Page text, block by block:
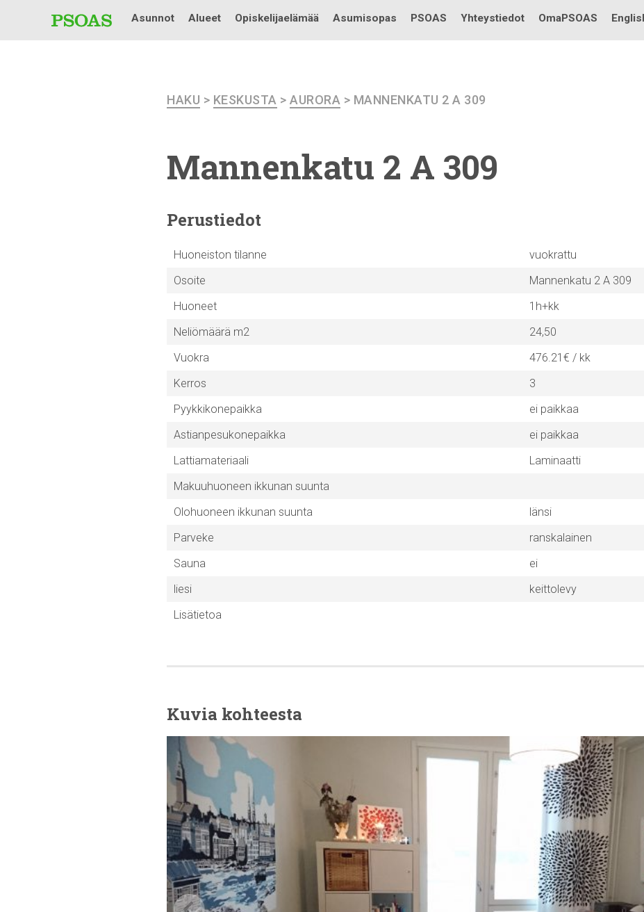
Testi
Asunnot Alueet Opiskelijaelämää Asumisopas PSOAS Yhteystiedot OmaPSOAS
HAKU > KESKUSTA > AURORA > MANNENKATU 2 A 309
Mannenkatu 2 A 309
Perustiedot
Huoneiston tilanne
vuokrattu
Osoite
Mannenkatu 2 A 309
Huoneet
1h+kk
Neliömäärä m2
24,50
Vuokra
476.21€ / kk
Kerros
3
Pyykkikonepaikka
ei paikkaa
Astianpesukonepaikka
ei paikkaa
Lattiamateriaali
Laminaatti
Makuuhuoneen ikkunan suunta
Olohuoneen ikkunan suunta
länsi
Parveke
ranskalainen
Sauna
ei
liesi
keittolevy
Lisätietoa
Kuvia kohteesta